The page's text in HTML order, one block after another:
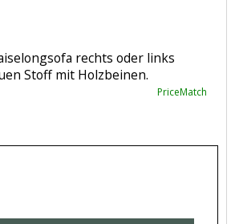
rechts oder links
Stoff mit Holzbeinen.
PriceMatch